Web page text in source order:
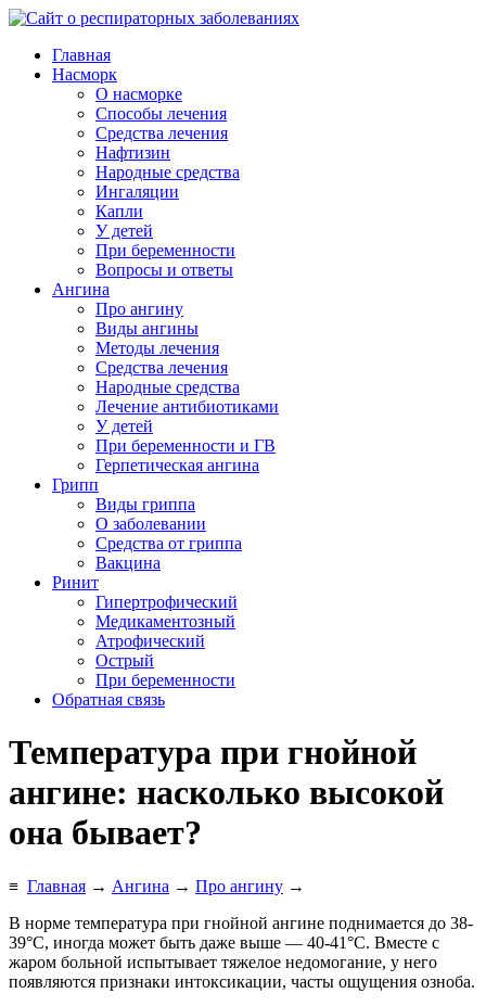
Главная
Насморк
О насморке
Способы лечения
Средства лечения
Нафтизин
Народные средства
Ингаляции
Капли
У детей
При беременности
Вопросы и ответы
Ангина
Про ангину
Виды ангины
Методы лечения
Средства лечения
Народные средства
Лечение антибиотиками
У детей
При беременности и ГВ
Герпетическая ангина
Грипп
Виды гриппа
О заболевании
Средства от гриппа
Вакцина
Ринит
Гипертрофический
Медикаментозный
Атрофический
Острый
При беременности
Обратная связь
Температура при гнойной
ангине: насколько высокой
она бывает?
≡ Главная → Ангина → Про ангину →
В норме температура при гнойной ангине поднимается до 38-
39°С, иногда может быть даже выше — 40-41°С. Вместе с
жаром больной испытывает тяжелое недомогание, у него
появляются признаки интоксикации, часты ощущения озноба.